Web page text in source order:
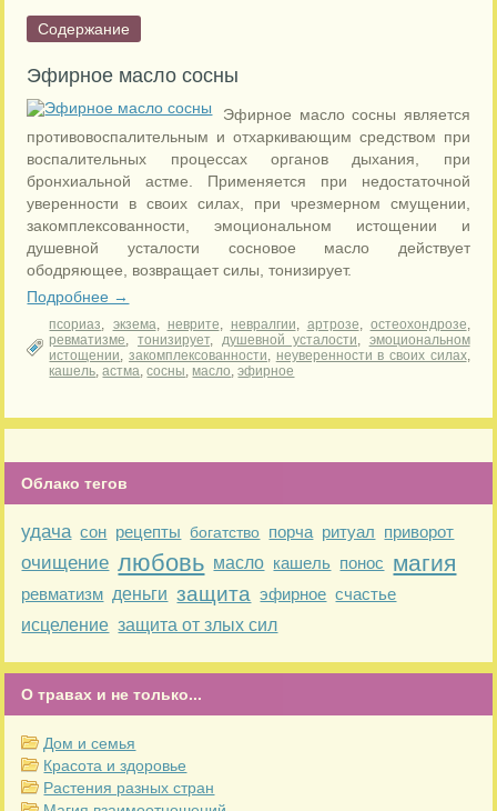
Содержание
Эфирное масло сосны
Эфирное масло сосны является
противовоспалительным и отхаркивающим средством при
воспалительных процессах органов дыхания, при
бронхиальной астме. Применяется при недостаточной
уверенности в своих силах, при чрезмерном смущении,
закомплексованности, эмоциональном истощении и
душевной усталости сосновое масло действует
ободряющее, возвращает силы, тонизирует.
Подробнее →
псориаз, экзема, неврите, невралгии, артрозе, остеохондрозе,
ревматизме, тонизирует, душевной усталости, эмоциональном
истощении,закомплексованности, неуверенности в своих силах,
кашель,астма,сосны, масло,эфирное
Облако тегов
удача сон рецепты богатство порча ритуал приворот
очищение любовь масло кашель понос магия
ревматизм деньги защита эфирное счастье
исцеление защита от злых сил
О травах и не только...
Дом и семья
Красота и здоровье
Растения разных стран